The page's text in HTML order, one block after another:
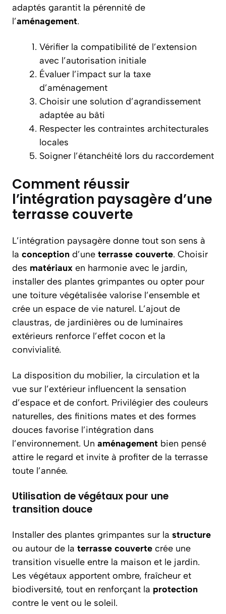
adaptés garantit la pérennité de
l’aménagement.
Vérifier la compatibilité de l’extension
avec l’autorisation initiale
Évaluer l’impact sur la taxe
d’aménagement
Choisir une solution d’agrandissement
adaptée au bâti
Respecter les contraintes architecturales
locales
Soigner l’étanchéité lors du raccordement
Comment réussir
l’intégration paysagère d’une
terrasse couverte
L’intégration paysagère donne tout son sens à
la conception d’une terrasse couverte. Choisir
des matériaux en harmonie avec le jardin,
installer des plantes grimpantes ou opter pour
une toiture végétalisée valorise l’ensemble et
crée un espace de vie naturel. L’ajout de
claustras, de jardinières ou de luminaires
extérieurs renforce l’effet cocon et la
convivialité.
La disposition du mobilier, la circulation et la
vue sur l’extérieur influencent la sensation
d’espace et de confort. Privilégier des couleurs
naturelles, des finitions mates et des formes
douces favorise l’intégration dans
l’environnement. Un aménagement bien pensé
attire le regard et invite à profiter de la terrasse
toute l’année.
Utilisation de végétaux pour une
transition douce
Installer des plantes grimpantes sur la structure
ou autour de la terrasse couverte crée une
transition visuelle entre la maison et le jardin.
Les végétaux apportent ombre, fraîcheur et
biodiversité, tout en renforçant la protection
contre le vent ou le soleil.